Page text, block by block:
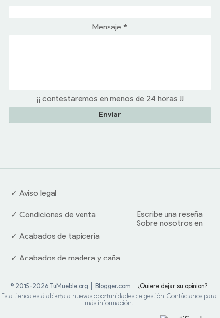
Mensaje *
¡¡ contestaremos en menos de 24 horas !!
✓ Aviso legal
✓ Condiciones de venta
✓ Acabados de tapiceria
✓ Acabados de madera y caña
Escribe una reseña
Sobre nosotros en
© 2015-2026 TuMueble.org │ Blogger.com │ ¿Quiere dejar su opinion?
Esta tienda está abierta a nuevas oportunidades de gestión. Contáctanos para
más información.